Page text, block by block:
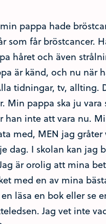
pappa hade
som får bröstcancer.
håret och även
är känd, och nu när
tidningar, tv, allting.
Min pappa ska ju vara
inte att vara nu.
med, MEN jag
dag. I skolan kan jag
är orolig att mina
med en av mina
läsa en bok eller se
Jag vet inte